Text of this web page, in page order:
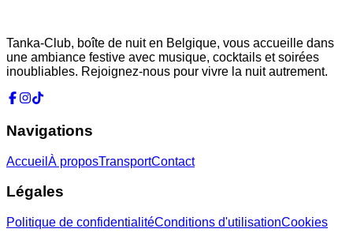
Tanka-Club, boîte de nuit en Belgique, vous accueille dans
une ambiance festive avec musique, cocktails et soirées
inoubliables. Rejoignez-nous pour vivre la nuit autrement.
Navigations
Accueil À proposTransportContact
Légales
Politique de confidentialitéConditions d'utilisationCookies